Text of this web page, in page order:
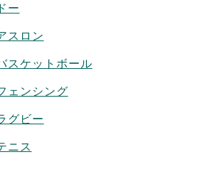
ー
スロン
スケットボール
ェンシング
グビー
ニス